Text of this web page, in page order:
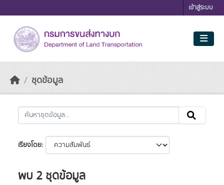
เข้าสู่ระบบ
ชุดข้อมูล
เรียงโดย
พบ 2 ชุดข้อมูล